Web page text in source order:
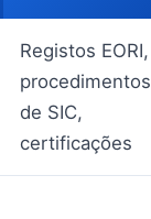
Registos EORI,
procedimentos
de SIC,
certificações